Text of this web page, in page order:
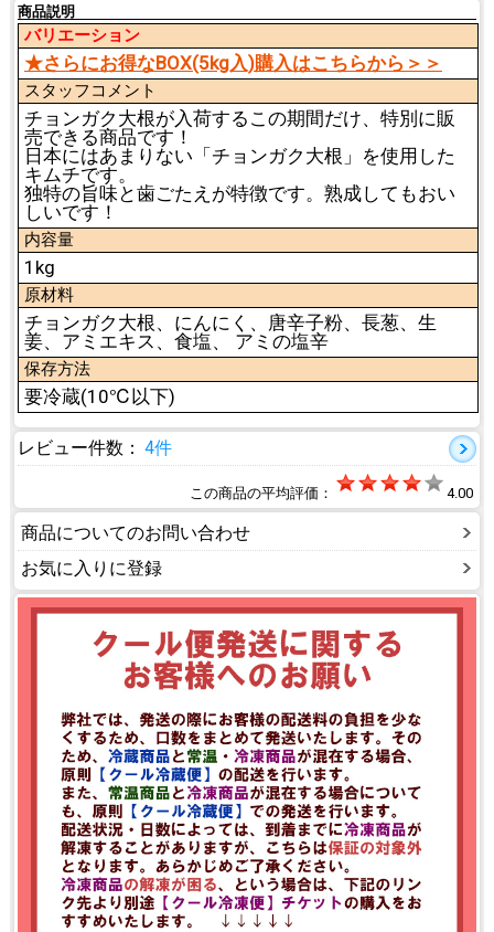
商品説明
バリエーション
★さらにお得なBOX(5kg入)購入はこちらから＞＞
スタッフコメント
チョンガク大根が入荷するこの期間だけ、特別に販
売できる商品です！
日本にはあまりない「チョンガク大根」を使用した
キムチです。
独特の旨味と歯ごたえが特徴です。熟成してもおい
しいです！
内容量
1kg
原材料
チョンガク大根、にんにく、唐辛子粉、長葱、生
姜、アミエキス、食塩、 アミの塩辛
保存方法
要冷蔵(10℃以下)
レビュー件数： 4件
この商品の平均評価： 4.00
商品についてのお問い合わせ
お気に入りに登録